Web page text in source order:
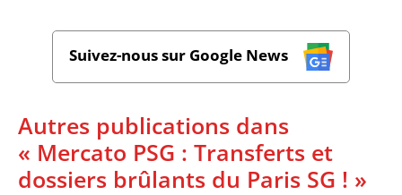
Suivez-nous sur Google News
Autres publications dans
« Mercato PSG : Transferts et
dossiers brûlants du Paris SG ! »